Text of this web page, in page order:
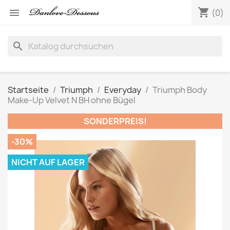
 shopping_cart (0)
search
Startseite Triumph Everyday
Triumph Body
Make-Up Velvet N BH ohne Bügel
SONDERPREIS!
-30%
NICHT AUF LAGER